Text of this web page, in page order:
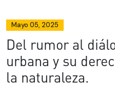
Mayo 05, 2025
Del rumor al
urbana y su
la naturaleza.